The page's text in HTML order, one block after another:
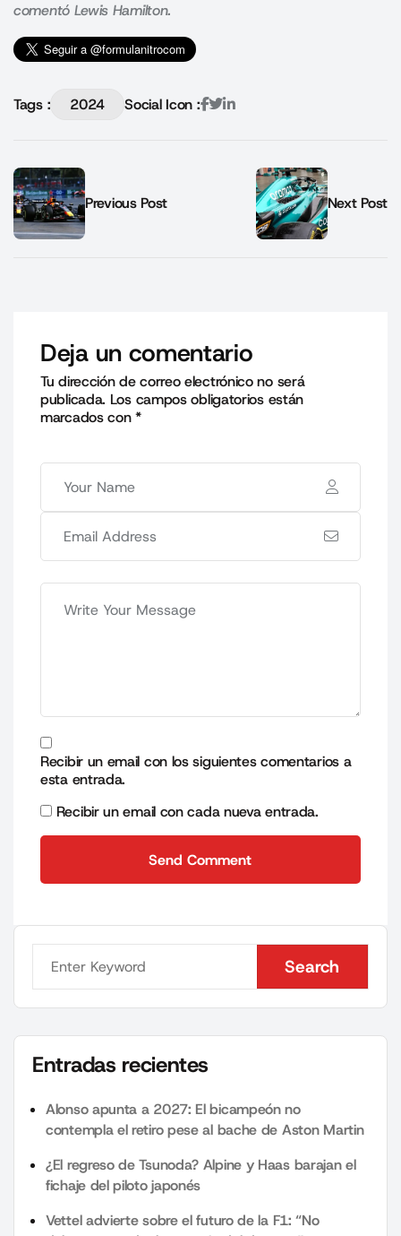
comentó Lewis Hamilton.
Tags : 2024 Social Icon :
Previous Post Next Post
Deja un comentario
Tu dirección de correo electrónico no será
publicada. Los campos obligatorios están
marcados con*
Recibir un email con los siguientes comentarios a
esta entrada.
Recibir un email con cada nueva entrada.
Send Comment
Search
Search
Entradas recientes
Alonso apunta a 2027: El bicampeón no
contempla el retiro pese al bache de Aston Martin
¿El regreso de Tsunoda? Alpine y Haas barajan el
fichaje del piloto japonés
Vettel advierte sobre el futuro de la F1: “No